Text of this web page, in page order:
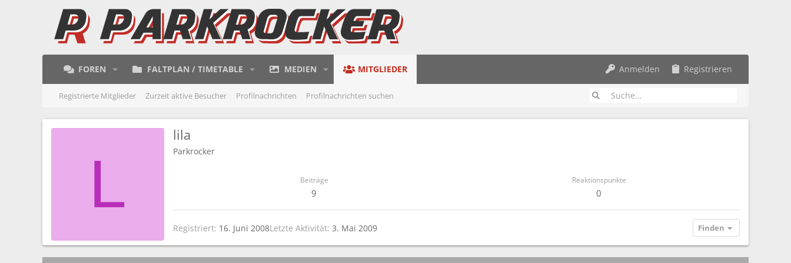
FOREN FALTPLAN / TIMETABLE MEDIEN MITGLIEDER Anmelden Registrieren
Registrierte Mitglieder Zurzeit aktive Besucher Profilnachrichten Profilnachrichten suchen
L
lila
Parkrocker
Beiträge
9
Reaktionspunkte
0
Registriert 16. Juni 2008Letzte Aktivität 3. Mai 2009 Finden